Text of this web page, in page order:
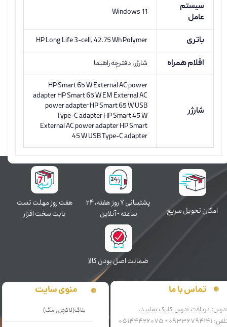
سیستم
عامل
Windows 11
باتری HP Long Life 3-cell, 42.75 Wh Polymer
اقلام همراه شارژر، دفترچه راهنما
شارژر
HP Smart 65 W External AC power
adapter HP Smart 65 W EM External AC
power adapter HP Smart 65 W USB
Type-C adapter HP Smart 45 W
External AC power adapter HP Smart
45 W USB Type-C adapter
منوی سایت
بلاگ(لاکچری مَگ)
تماس با ما
دریافت آدرس کلیک نمایید.
09336794141 - 05144426075
اﻣﮑﺎن ﺗﺤﻮﯾﻞ سریع
پشتیبانی ۷ روز ﻫﻔﺘﻪ، ۲۴
ﺳﺎﻋﺘﻪ - آنلاین
هفت روز مهلت تست
بابت سخت افزار
ﺿﻤﺎﻧﺖ اﺻﻞ ﺑﻮدن ﮐﺎﻟﺎ